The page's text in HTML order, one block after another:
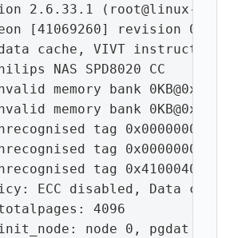
2.6.33.1 (root@linux-fw1)
[41069260] revision 0
data cache, VIVT instruction
NAS SPD8020 CC
memory bank
memory bank
tag 0x00000000
tag 0x00000000
tag 0x41000403
ECC disabled, Data
4096
node 0, pgdat